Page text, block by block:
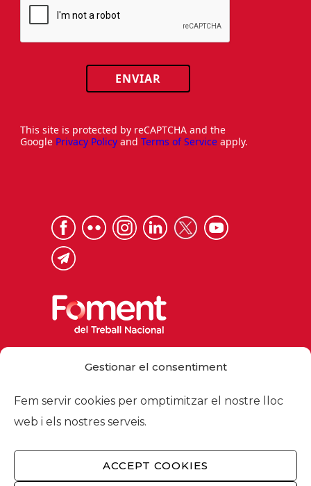
Gestionar el consentiment
Fem servir cookies per omptimitzar el nostre lloc
web i els nostres serveis.
ACCEPT COOKIES
ENVIAR
This site is protected by reCAPTCHA and the
Google Privacy Policy and Terms of Service apply.
foment@foment.com
© 2026 - Foment del Treball Nacional